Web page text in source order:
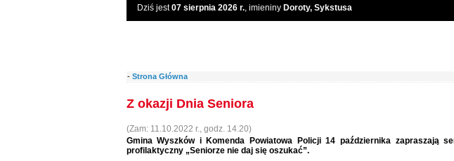
Dziś jest07 sierpnia 2026 r., imieniny Doroty, Sykstusa
- Strona Główna
Z okazji Dnia Seniora
(Zam: 11.10.2022 r., godz. 14.20)
Gmina Wyszków i Komenda Powiatowa Policji 14 października zapraszają
profilaktyczny „Seniorze nie daj się oszukać”.